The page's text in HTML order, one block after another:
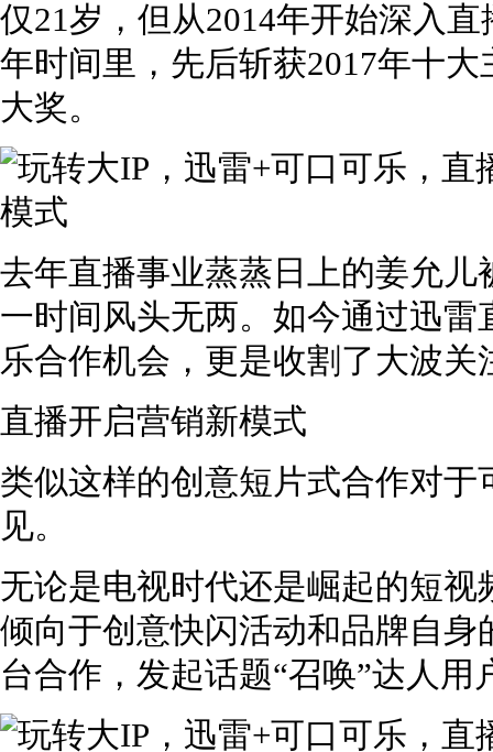
仅21岁，但从2014年开始深入
年时间里，先后斩获2017年十
大奖。
去年直播事业蒸蒸日上的姜允
一时间风头无两。如今通过迅
乐合作机会，更是收割了大波关
直播开启营销新模式
类似这样的创意短片式合作对
见。
无论是电视时代还是崛起的短
倾向于创意快闪活动和品牌自
台合作，发起话题“召唤”达人